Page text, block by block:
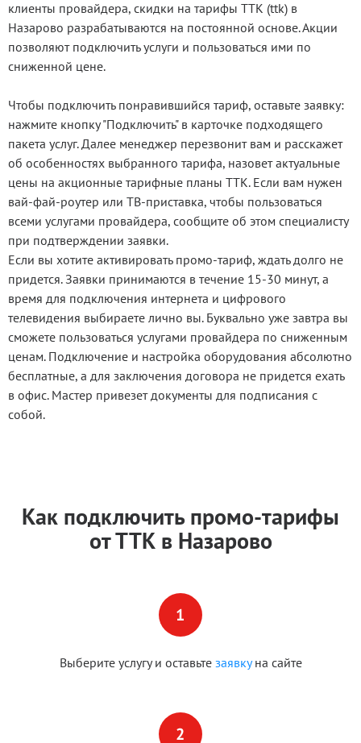
клиенты провайдера, скидки на тарифы ТТК (ttk) в
Назарово разрабатываются на постоянной основе. Акции
позволяют подключить услуги и пользоваться ими по
сниженной цене.
Чтобы подключить понравившийся тариф, оставьте заявку:
нажмите кнопку "Подключить" в карточке подходящего
пакета услуг. Далее менеджер перезвонит вам и расскажет
об особенностях выбранного тарифа, назовет актуальные
цены на акционные тарифные планы ТТК. Если вам нужен
вай-фай-роутер или ТВ-приставка, чтобы пользоваться
всеми услугами провайдера, сообщите об этом специалисту
при подтверждении заявки.
Если вы хотите активировать промо-тариф, ждать долго не
придется. Заявки принимаются в течение 15-30 минут, а
время для подключения интернета и цифрового
телевидения выбираете лично вы. Буквально уже завтра вы
сможете пользоваться услугами провайдера по сниженным
ценам. Подключение и настройка оборудования абсолютно
бесплатные, а для заключения договора не придется ехать
в офис. Мастер привезет документы для подписания с
собой.
Как подключить промо-тарифы
от ТТК в Назарово
Выберите услугу и оставьте заявкуна сайте